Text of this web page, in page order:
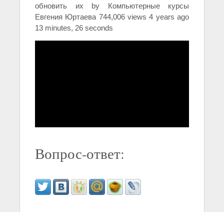
обновить их by Компьютерные курсы
Евгения Юртаева 744,006 views 4 years ago
13 minutes, 26 seconds
Вопрос-ответ: